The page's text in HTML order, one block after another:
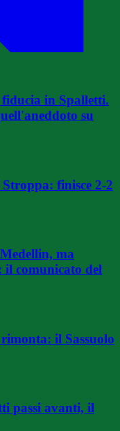
in Spalletti.
su
finisce 2-2
ma
comunicato del
il Sassuolo
passi avanti, il